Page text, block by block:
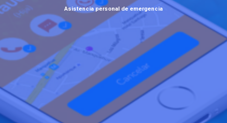
Asistencia personal de emergencia